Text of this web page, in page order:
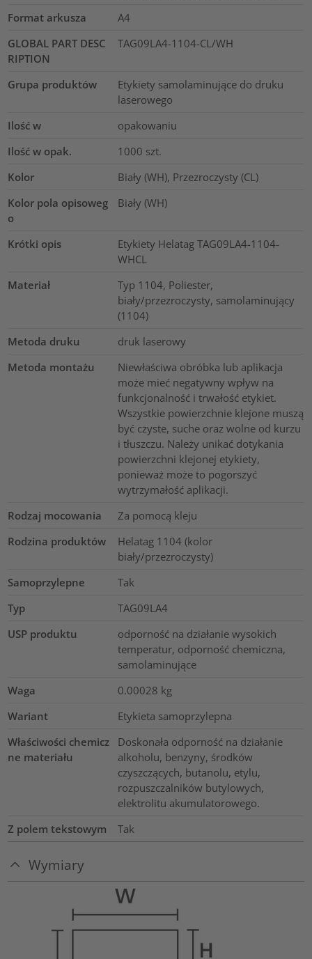
Format arkusza
A4
GLOBAL PART DESC
RIPTION
TAG09LA4-1104-CL/WH
Grupa produktów
Etykiety samolaminujące do druku
laserowego
Ilość w
opakowaniu
Ilość w opak.
1000 szt.
Kolor
Biały (WH), Przezroczysty (CL)
Kolor pola opisoweg
o
Biały (WH)
Krótki opis
Etykiety Helatag TAG09LA4-1104-
WHCL
Materiał
Typ 1104, Poliester,
biały/przezroczysty, samolaminujący
(1104)
Metoda druku
druk laserowy
Metoda montażu
Niewłaściwa obróbka lub aplikacja
może mieć negatywny wpływ na
funkcjonalność i trwałość etykiet.
Wszystkie powierzchnie klejone muszą
być czyste, suche oraz wolne od kurzu
i tłuszczu. Należy unikać dotykania
powierzchni klejonej etykiety,
ponieważ może to pogorszyć
wytrzymałość aplikacji.
Rodzaj mocowania
Za pomocą kleju
Rodzina produktów
Helatag 1104 (kolor
biały/przezroczysty)
Samoprzylepne
Tak
Typ
TAG09LA4
USP produktu
odporność na działanie wysokich
temperatur, odporność chemiczna,
samolaminujące
Waga
0.00028 kg
Wariant
Etykieta samoprzylepna
Właściwości chemicz
ne materiału
Doskonała odporność na działanie
alkoholu, benzyny, środków
czyszczących, butanolu, etylu,
rozpuszczalników butylowych,
elektrolitu akumulatorowego.
Z polem tekstowym
Tak
Wymiary